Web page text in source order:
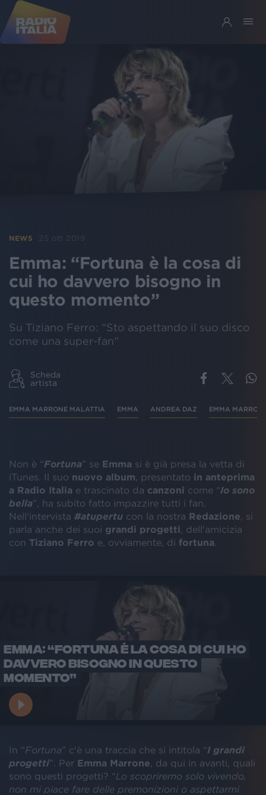
NEWS 25 ott 2019
Emma: “Fortuna è la cosa di
cui ho davvero bisogno in
questo momento”
Su Tiziano Ferro: “Sto aspettando il suo disco
come una super-fan”
Scheda
artista
EMMA MARRONE MALATTIA EMMA ANDREA DAZ EMMA
Non è “Fortuna” se Emma si è già presa la vetta di
iTunes. Il suo nuovo album , presentato in anteprima
a Radio Italia e trascinato da canzoni come “Io sono
bella”, ha subito fatto impazzire tutti i fan.
Nell'intervista #atupertu con la nostra Redazione , si
parla anche dei suoi grandi progetti , dell'amicizia
con Tiziano Ferro e, ovviamente, di fortuna
EMMA: “FORTUNA È LA COSA DI CUI HO
DAVVERO BISOGNO IN QUESTO
MOMENTO”
In “Fortuna” c'è una traccia che si intitola “I grandi
progetti”. Per Emma Marrone , da qui in avanti, quali
sono questi progetti? “Lo scopriremo solo vivendo,
non mi piace fare delle premonizioni o aspettarmi